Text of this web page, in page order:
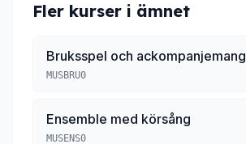
Fler kurser i ämnet
Bruksspel och ackompanjemang
MUSBRU0
Ensemble med körsång
MUSENS0